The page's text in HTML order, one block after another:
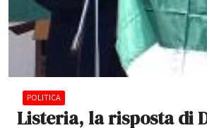
POLITICA
Listeria, la risposta di